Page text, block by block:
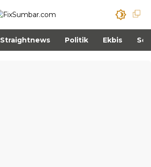
Straightnews Politik Ekbis